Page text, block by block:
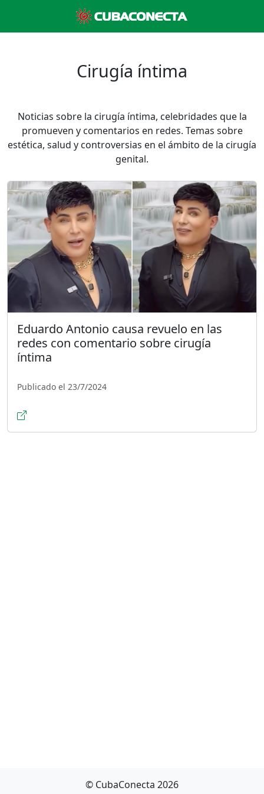
Cirugía íntima
Noticias sobre la cirugía íntima, celebridades que la
promueven y comentarios en redes. Temas sobre
estética, salud y controversias en el ámbito de la cirugía
genital.
Eduardo Antonio causa revuelo en las
redes con comentario sobre cirugía
íntima
Publicado el 23/7/2024
© CubaConecta 2026